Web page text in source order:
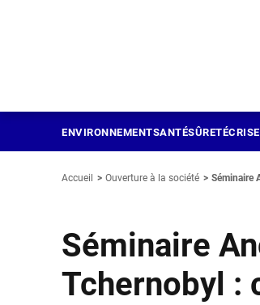
ENVIRONNEMENTSANTÉSÛRETÉCRISE
Accueil Ouverture à la société Séminaire
Séminaire
Tchernobyl :